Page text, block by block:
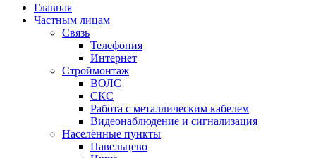
Главная
Частным лицам
Связь
Телефония
Интернет
Строймонтаж
ВОЛС
СКС
Работа с металлическим кабелем
Видеонаблюдение и сигнализация
Населённые пункты
Павельцево